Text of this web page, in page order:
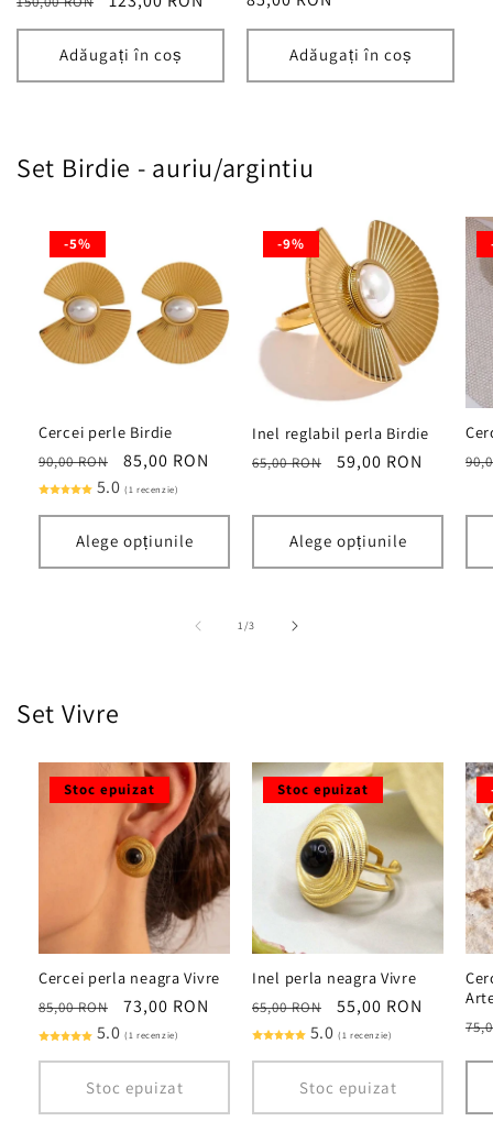
obișnuit
redus
Adăugați în coș
obișnuit
Adăugați în coș
Set Birdie - auriu/argintiu
-5%
Cercei perle Birdie
Preț
obișnuit
90,00 RON
Preț
redus
85,00 RON
5.0 (1 recenzie)
Alege opțiunile
-9%
Inel reglabil perla Birdie
Preț
65,00 RON
Preț
59,00 RON
Alege opțiunile
1/din
3
Set Vivre
Stoc epuizat
Cercei perla neagra Vivre
Preț
obișnuit
85,00 RON
Preț
redus
73,00 RON
5.0 (1 recenzie)
Stoc epuizat
Stoc epuizat
Inel perla neagra Vivre
Preț
obișnuit
65,00 RON
Preț
redus
55,00 RON
5.0 (1 recenzie)
Stoc epuizat